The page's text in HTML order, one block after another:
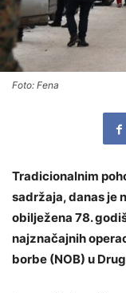
Foto: Fena
Tradicionalnim
sadržaja, danas je
obilježena 78.
najznačajnih
borbe (NOB) u